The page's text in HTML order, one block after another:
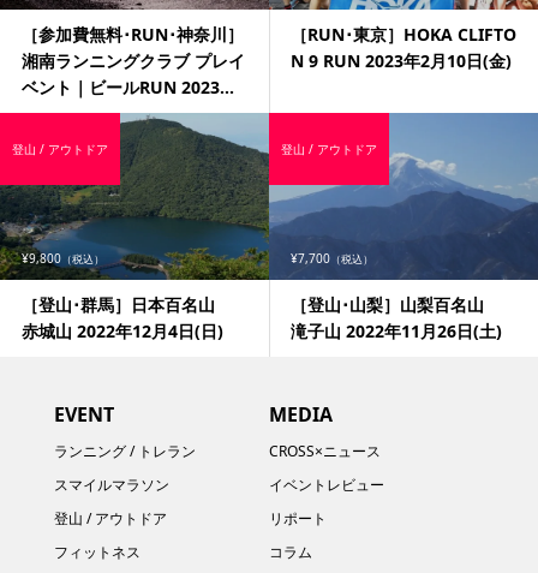
［参加費無料･RUN･神奈川］
湘南ランニングクラブ プレイ
ベント｜ビールRUN 2023...
［RUN･東京］HOKA CLIFTO
N 9 RUN 2023年2月10日(金)
¥9,800 （税込）
［登山･群馬］日本百名山
赤城山 2022年12月4日(日)
登山 / アウトドア
¥7,700 （税込）
［登山･山梨］山梨百名山
滝子山 2022年11月26日(土)
登山 / アウトドア
EVENT
ランニング / トレラン
スマイルマラソン
登山 / アウトドア
フィットネス
MEDIA
CROSS×ニュース
イベントレビュー
リポート
コラム